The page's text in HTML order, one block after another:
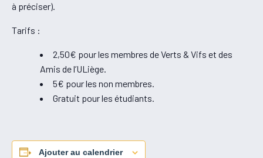
à préciser).
Tarifs :
2,50€ pour les membres de Verts & Vifs et des
Amis de l’ULiège.
5€ pour les non membres.
Gratuit pour les étudiants.
Ajouter au calendrier